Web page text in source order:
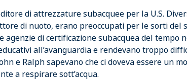
di attrezzature subacquee per la U.S.
di nuoto, erano preoccupati per le sorti del
agenzie di certificazione subacquea del tempo
all’avanguardia e rendevano troppo
e Ralph sapevano che ci doveva essere un
a respirare sott’acqua.